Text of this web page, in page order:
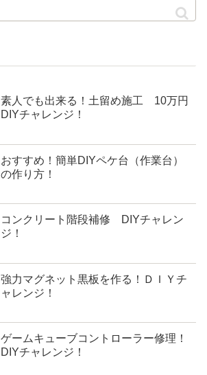
素人でも出来る！土留め施工 10万円
DIYチャレンジ！
おすすめ！簡単DIYペケ台（作業台）
の作り方！
コンクリート階段補修 DIYチャレン
ジ！
強力マグネット黒板を作る！ＤＩＹチ
ャレンジ！
ゲームキューブコントローラー修理！
DIYチャレンジ！